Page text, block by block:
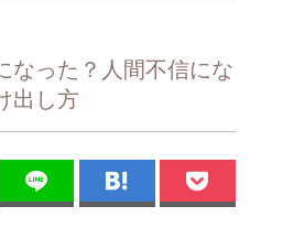
なった？人間不信にな
出し方